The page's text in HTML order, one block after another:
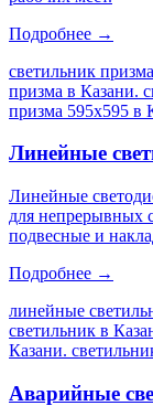
Подробнее →
светильник
призма в Казани.
призма 595х595 в
Линейные
Линейные
для непрерывных
подвесные и
Подробнее →
линейные
светильник в
Казани.
Аварийные